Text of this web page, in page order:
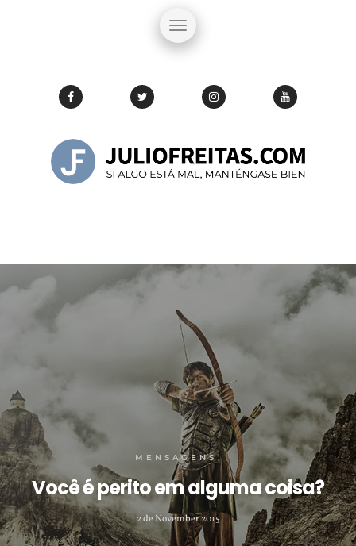
MENSAGENS
Você é perito em alguma coisa?
2 de November 2015